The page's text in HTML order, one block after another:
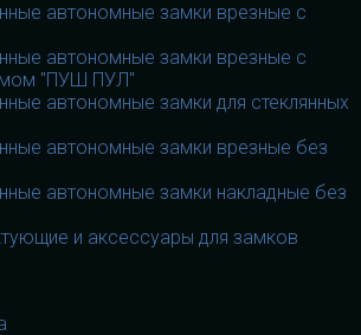
автономные замки врезные с
автономные замки врезные с
"ПУШ ПУЛ"
автономные замки для стеклянных
автономные замки врезные без
автономные замки накладные без
и аксессуары для замков